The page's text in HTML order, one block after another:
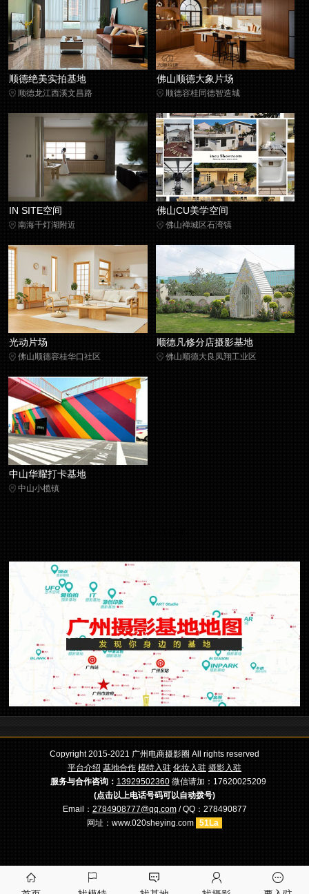
顺德绝美实拍基地
顺德龙江西溪文昌路
佛山顺德大象片场
顺德容桂同德智造城
IN SITE空间
南海千灯湖附近
佛山CU美学空间
佛山禅城区石湾镇
光动片场
佛山顺德容桂华口社区
顺德凡修分店摄影基地
佛山顺德大良凤翔工业区
中山华耀打卡基地
中山小榄镇
Copyright 2015-2021 广州电商摄影圈 All rights reserved
平台介绍 基地合作 模特入驻 化妆入驻 摄影入驻
服务与合作咨询： 13929502360微信请加：17620025209
(点击以上电话号码可以自动拨号)
Email： 2784908777@qq.com/ QQ：278490877
网址：www.020sheying.com 51La




